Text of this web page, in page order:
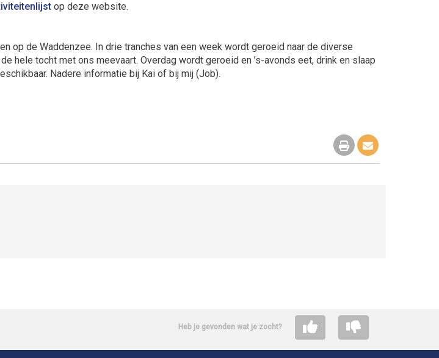
op deze website.
op de Waddenzee. In drie tranches van een week wordt geroeid naar de diverse
hele tocht met ons meevaart. Overdag wordt geroeid en ’s-avonds eet, drink en slaap
beschikbaar. Nadere informatie bij Kai of bij mij (Job).
Heb je gevonden wat je zocht?